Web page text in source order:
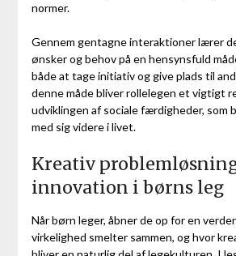
normer.
Gennem gentagne interaktioner lærer
ønsker og behov på en hensynsfuld
både at tage initiativ og give plads til
denne måde bliver rollelegen et vigtigt
udviklingen af sociale færdigheder, som
med sig videre i livet.
Kreativ
innovation i børns leg
Når børn leger, åbner de op for en
virkelighed smelter sammen, og hvor